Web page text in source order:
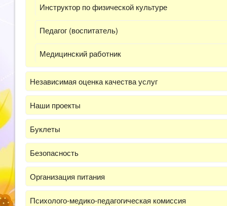
Инструктор по физической культуре
Педагог (воспитатель)
Медицинский работник
Независимая оценка качества услуг
Наши проекты
Буклеты
Безопасность
Организация питания
Психолого-медико-педагогическая комиссия